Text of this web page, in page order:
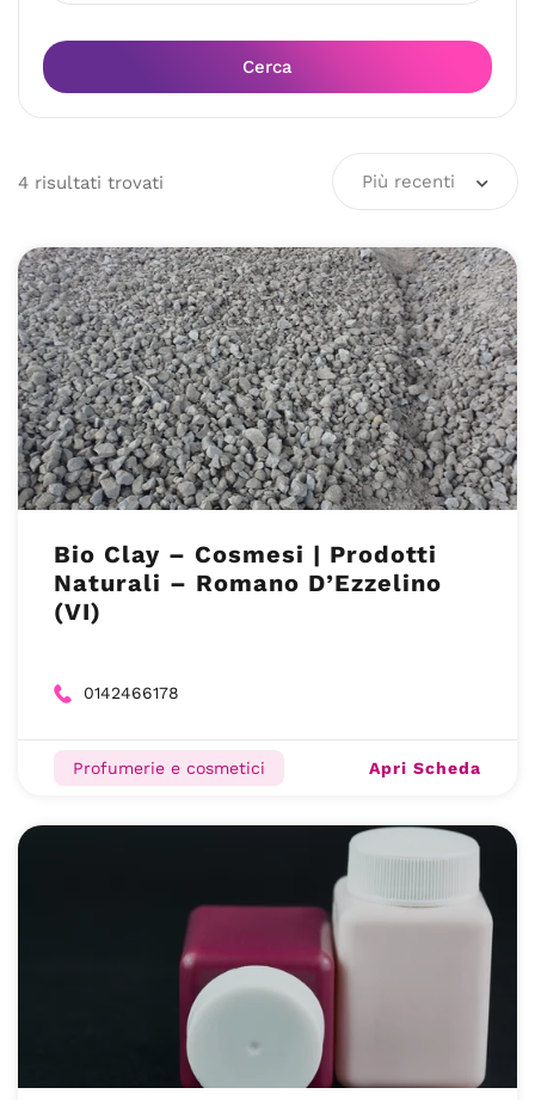
Cerca
4 risultati trovati Più recenti
Bio Clay – Cosmesi | Prodotti
Naturali – Romano D’Ezzelino
(VI)
0142466178
Profumerie e cosmetici Apri Scheda